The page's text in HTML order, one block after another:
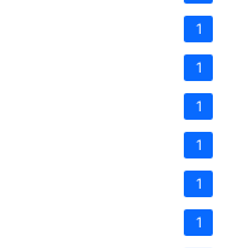
1
1
1
1
1
1